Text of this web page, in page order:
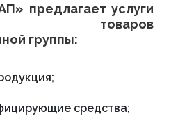
предлагает услуги
товаров
группы:
средства;